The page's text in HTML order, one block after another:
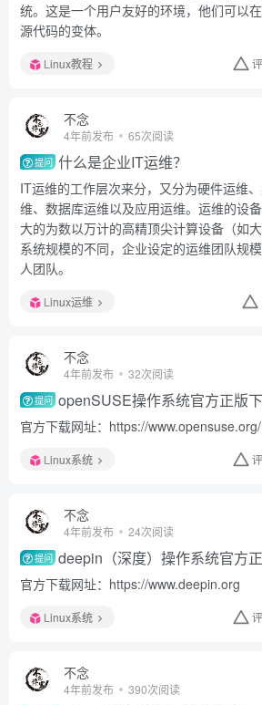
统。这是一个用户友好的环境，他们可以
源代码的变体。
Linux教程
不念
4年前发布 65次阅读
提问 什么是企业IT运维？
IT运维的工作层次来分，又分为硬件运维
维、数据库运维以及应用运维。运维的设备
大的为数以万计的高精顶尖计算设备（如
系统规模的不同，企业设定的运维团队规
人团队。
Linux运维
不念
4年前发布 32次阅读
提问 openSUSE操作系统官方正版
官方下载网址：https://www.opensuse.org/
Linux系统
不念
4年前发布 24次阅读
提问 deepin（深度）操作系统官方
官方下载网址：https://www.deepin.org
Linux系统
不念
4年前发布 390次阅读